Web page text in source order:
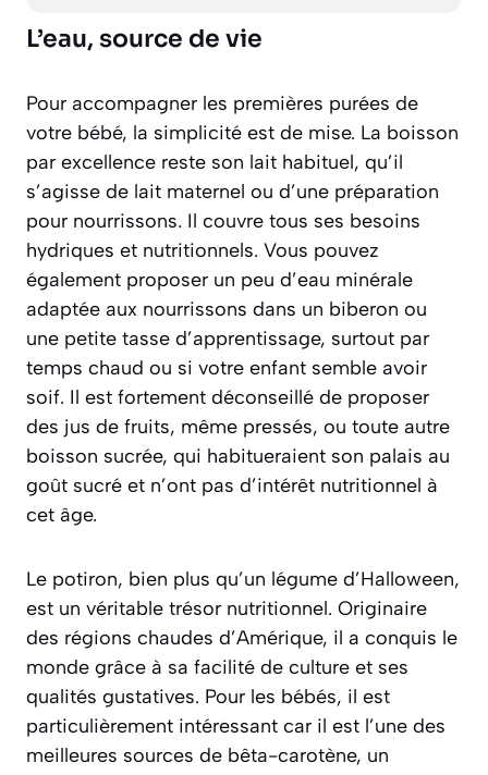
L’eau, source de vie
Pour accompagner les premières purées de
votre bébé, la simplicité est de mise. La boisson
par excellence reste son lait habituel, qu’il
s’agisse de lait maternel ou d’une préparation
pour nourrissons. Il couvre tous ses besoins
hydriques et nutritionnels. Vous pouvez
également proposer un peu d’eau minérale
adaptée aux nourrissons dans un biberon ou
une petite tasse d’apprentissage, surtout par
temps chaud ou si votre enfant semble avoir
soif. Il est fortement déconseillé de proposer
des jus de fruits, même pressés, ou toute autre
boisson sucrée, qui habitueraient son palais au
goût sucré et n’ont pas d’intérêt nutritionnel à
cet âge.
Le potiron, bien plus qu’un légume d’Halloween,
est un véritable trésor nutritionnel. Originaire
des régions chaudes d’Amérique, il a conquis le
monde grâce à sa facilité de culture et ses
qualités gustatives. Pour les bébés, il est
particulièrement intéressant car il est l’une des
meilleures sources de bêta-carotène, un